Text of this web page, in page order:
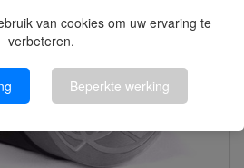
van cookies om uw ervaring te
verbeteren.
Beperkte werking